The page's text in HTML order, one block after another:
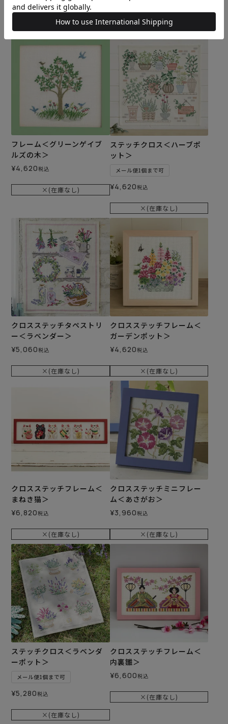
¥4,180税込
×(在庫なし) ×(在庫なし)
フレーム＜グリーンゲイブ
ルズの木＞
¥4,620税込
×(在庫なし)
ステッチクロス＜ハーブポ
ット＞
メール便1個まで可
¥4,620税込
×(在庫なし)
クロスステッチタペストリ
ー＜ラベンダー＞
¥5,060税込
×(在庫なし)
クロスステッチフレーム＜
ガーデンポット＞
¥4,620税込
×(在庫なし)
クロスステッチフレーム＜
まねき猫＞
¥6,820税込
×(在庫なし)
クロスステッチミニフレー
ム＜あさがお＞
¥3,960税込
×(在庫なし)
ステッチクロス＜ラベンダ
ーポット＞
メール便1個まで可
¥5,280税込
×(在庫なし)
クロスステッチフレーム＜
内裏雛＞
¥6,600税込
×(在庫なし)